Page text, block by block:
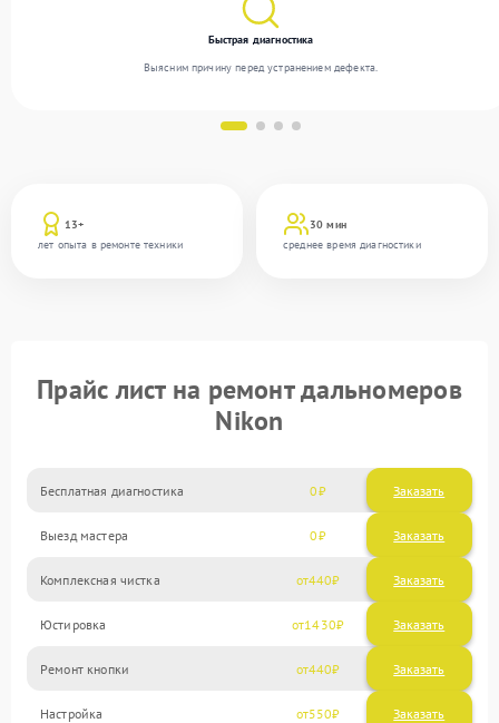
13+
лет опыта в ремонте техники
30 мин
среднее время диагностики
Быстрая диагностика
Выясним причину перед устранением дефекта.
Прайс лист на ремонт дальномеров
Nikon
Бесплатная диагностика 0 Заказать
Выезд мастера 0 Заказать
Комплексная чистка 440
Юстировка 1430
Ремонт кнопки 440
Настройка 550